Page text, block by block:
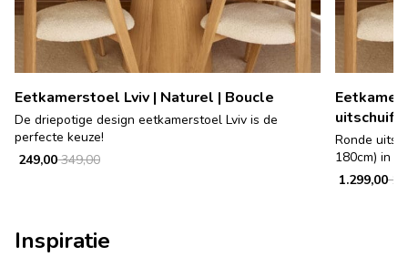
Eetkamerstoel Lviv | Naturel | Boucle
De driepotige design eetkamerstoel Lviv is de
perfecte keuze!
349,00
249,00
Ronde
180cm) in
1.299,00
Inspiratie